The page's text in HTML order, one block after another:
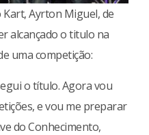
Ayrton Miguel, de
alcançado o titulo na
uma competição:
o título. Agora vou
e vou me preparar
do Conhecimento,